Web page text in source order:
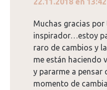
Muchas gracias por
inspirador…estoy
raro de cambios y
me están haciendo
y pararme a pensar
momento de